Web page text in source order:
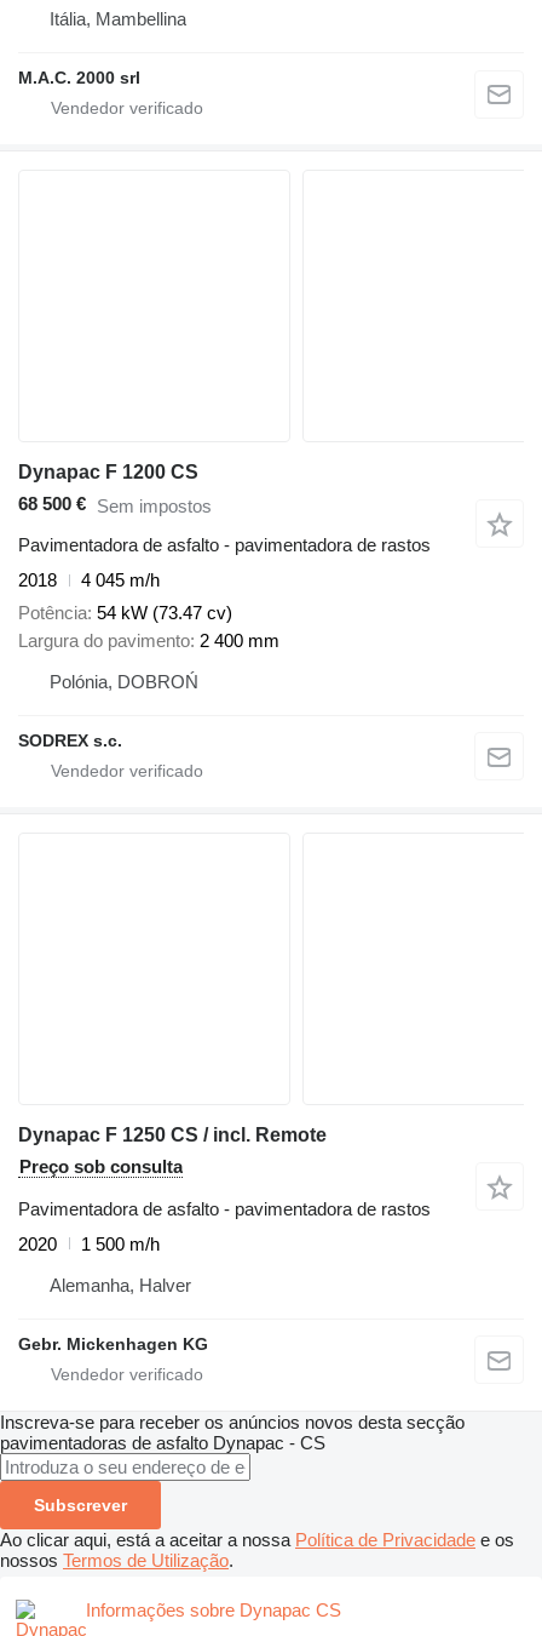
Itália, Mambellina
M.A.C. 2000 srl
Dynapac F 1200 CS
68 500 € Sem impostos
Pavimentadora de asfalto - pavimentadora de rastos
2018
4 045 m/h
Potência 54 kW (73.47 cv)
Largura do pavimento 2 400 mm
Polónia, DOBROŃ
SODREX s.c.
Dynapac F 1250 CS / incl. Remote
Preço sob consulta
Pavimentadora de asfalto - pavimentadora de rastos
2020
1 500 m/h
Alemanha, Halver
Gebr. Mickenhagen KG
Inscreva-se para receber os anúncios novos desta secção
pavimentadoras de asfalto Dynapac - CS
Subscrever
Ao clicar aqui, está a aceitar a nossa Política de Privacidade e os
nossos Termos de Utilização.
Informações sobre Dynapac CS